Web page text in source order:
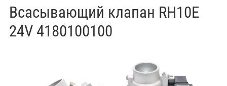
Всасывающий клапан RH10E
24V 4180100100